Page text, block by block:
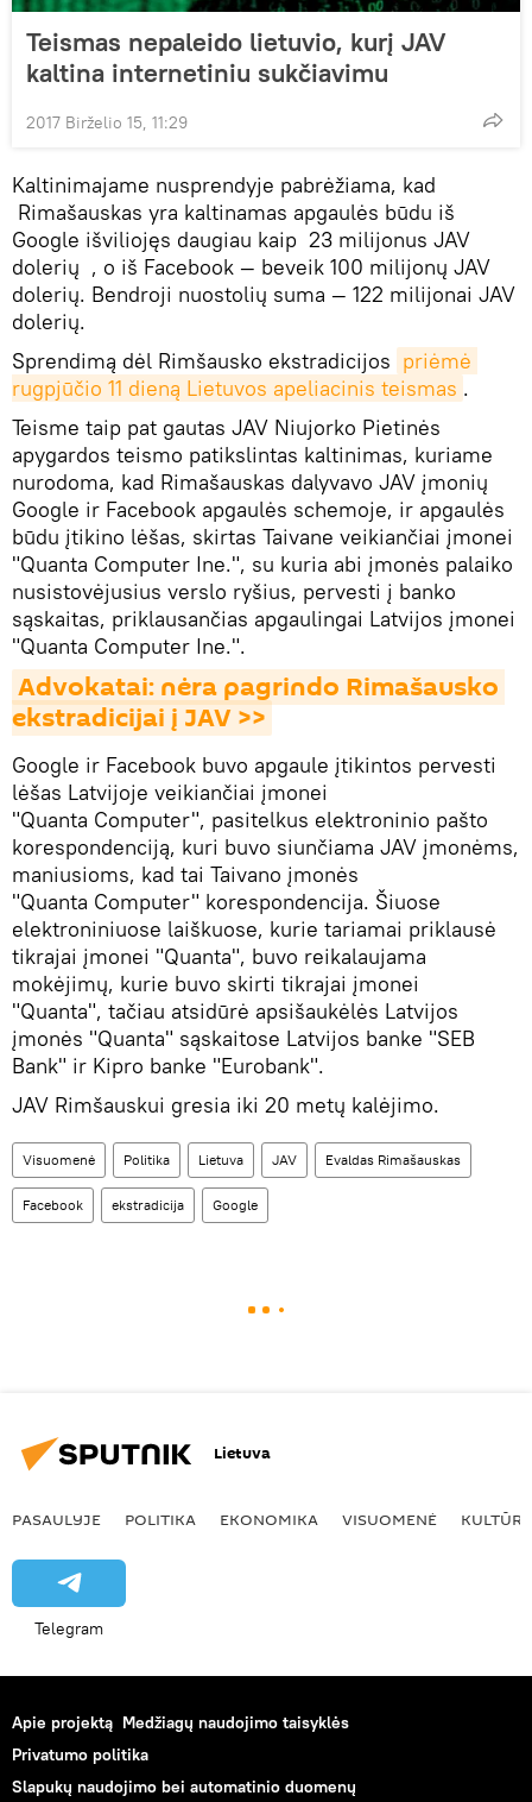
Teismas nepaleido lietuvio, kurį JAV
kaltina internetiniu sukčiavimu
2017 Birželio 15, 11:29
Kaltinimajame nusprendyje pabrėžiama, kad
Rimašauskas yra kaltinamas apgaulės būdu iš
Google išviliojęs daugiau kaip 23 milijonus JAV
dolerių , o iš Facebook — beveik 100 milijonų JAV
dolerių. Bendroji nuostolių suma — 122 milijonai JAV
dolerių.
Sprendimą dėl Rimšausko ekstradicijos priėmė
rugpjūčio 11 dieną Lietuvos apeliacinis teismas .
Teisme taip pat gautas JAV Niujorko Pietinės
apygardos teismo patikslintas kaltinimas, kuriame
nurodoma, kad Rimašauskas dalyvavo JAV įmonių
Google ir Facebook apgaulės schemoje, ir apgaulės
būdu įtikino lėšas, skirtas Taivane veikiančiai įmonei
"Quanta Computer Ine.", su kuria abi įmonės palaiko
nusistovėjusius verslo ryšius, pervesti į banko
sąskaitas, priklausančias apgaulingai Latvijos įmonei
"Quanta Computer Ine.".
Advokatai: nėra pagrindo Rimašausko
ekstradicijai į JAV >>
Google ir Facebook buvo apgaule įtikintos pervesti
lėšas Latvijoje veikiančiai įmonei
"Quanta Computer", pasitelkus elektroninio pašto
korespondenciją, kuri buvo siunčiama JAV įmonėms,
maniusioms, kad tai Taivano įmonės
"Quanta Computer" korespondencija. Šiuose
elektroniniuose laiškuose, kurie tariamai priklausė
tikrajai įmonei "Quanta", buvo reikalaujama
mokėjimų, kurie buvo skirti tikrajai įmonei
"Quanta", tačiau atsidūrė apsišaukėlės Latvijos
įmonės "Quanta" sąskaitose Latvijos banke "SEB
Bank" ir Kipro banke "Eurobank".
JAV Rimšauskui gresia iki 20 metų kalėjimo.
Visuomenė Politika Lietuva JAV Evaldas Rimašauskas
Facebook ekstradicija Google
Lietuva
PASAULYJE POLITIKA EKONOMIKA VISUOMENĖ KULTŪRA
Telegram
Apie projektą Medžiagų naudojimo taisyklės
Privatumo politika
Slapukų naudojimo bei automatinio duomenų